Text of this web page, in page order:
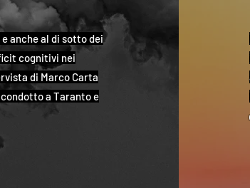
anche al di sotto dei
cognitivi nei
di Marco Carta
a Taranto e